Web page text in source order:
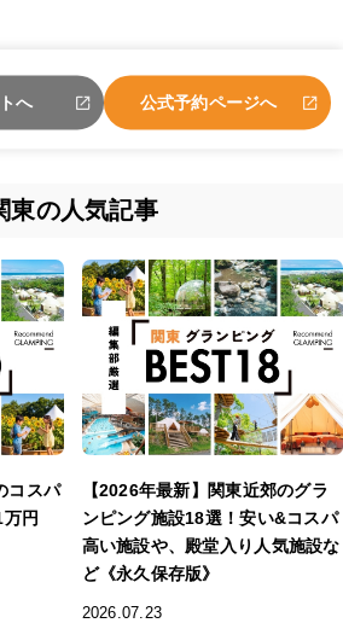
へ 公式予約ページへ
東の人気記事
コスパ
円
【2026年最新】関東近郊のグラ
ンピング施設18選！安い&コスパ
高い施設や、殿堂入り人気施設な
ど《永久保存版》
2026.07.23